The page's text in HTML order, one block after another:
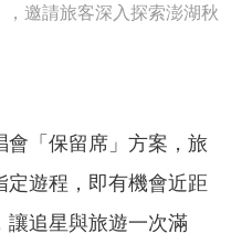
邀請旅客深入探索澎湖秋
會「保留席」方案，旅
遊程，即有機會近距
讓追星與旅遊一次滿